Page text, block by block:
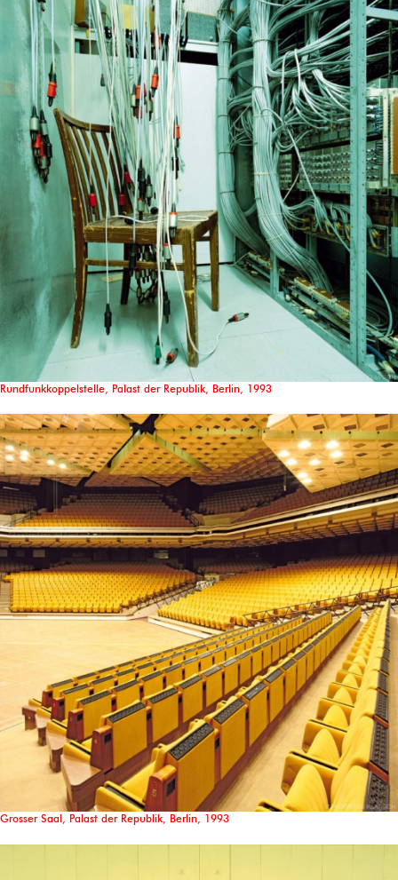
Rundfunkkoppelstelle, Palast der Republik, Berlin, 1993
Grosser Saal, Palast der Republik, Berlin, 1993